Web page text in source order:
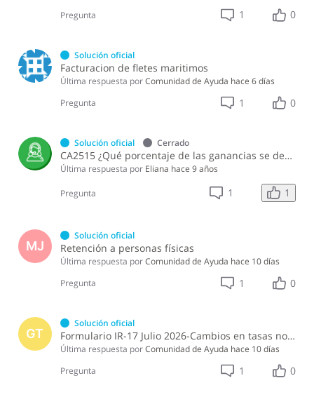
Pregunta
1 0
Solución oficial
Facturacion de fletes maritimos
Última respuesta porComunidad de Ayuda hace 6 días
Pregunta
1 0
Solución oficial Cerrado
CA2515 ¿Qué porcentaje de las ganancias se debe destinar para la reserva legal?
Última respuesta por Eliana hace 9 años
Pregunta 1 1
MJ
Solución oficial
Retención a personas físicas
Última respuesta porComunidad de Ayuda hace 10 días
Pregunta
1 0
GT
Solución oficial
Formulario IR-17 Julio 2026-Cambios en tasas no observados en ley 30-26
Última respuesta porComunidad de Ayuda hace 10 días
Pregunta
1 0